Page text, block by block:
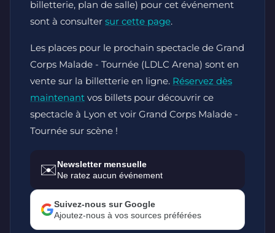
billetterie, plan de salle) pour cet événement
sont à consulter sur cette page.
Les places pour le prochain spectacle de Grand
Corps Malade - Tournée (LDLC Arena) sont en
vente sur la billetterie en ligne. Réservez dès
maintenant vos billets pour découvrir ce
spectacle à Lyon et voir Grand Corps Malade -
Tournée sur scène !
✉️Newsletter mensuelle
Ne ratez aucun événement
Suivez-nous sur Google
Ajoutez-nous à vos sources préférées